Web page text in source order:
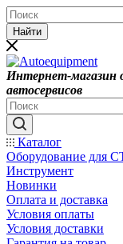
Найти
Интернет-магазин
автосервисов
Каталог
Оборудование для
Инструмент
Новинки
Оплата и доставка
Условия оплаты
Условия доставки